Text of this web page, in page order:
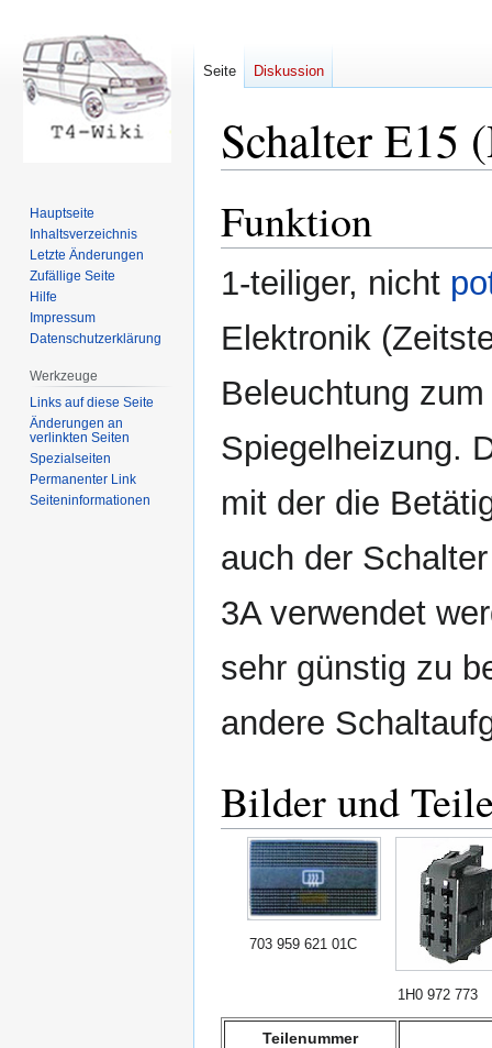
Schalter E15
Navigation
springen
Suche
springen
Funktion
1-teiliger, nicht
Elektronik
Beleuchtung
Spiegelheizung.
mit der die
auch der
3A verwendet
sehr günstig zu
andere
Bilder und
703 959 621 01C
1H0 972 773
Teilenummer
Seite Diskussion
Hauptseite
Inhaltsverzeichnis
Letzte Änderungen
Zufällige Seite
Hilfe
Impressum
Datenschutzerklärung
Werkzeuge
Links auf diese Seite
Änderungen an
verlinkten Seiten
Spezialseiten
Permanenter Link
Seiten­informationen